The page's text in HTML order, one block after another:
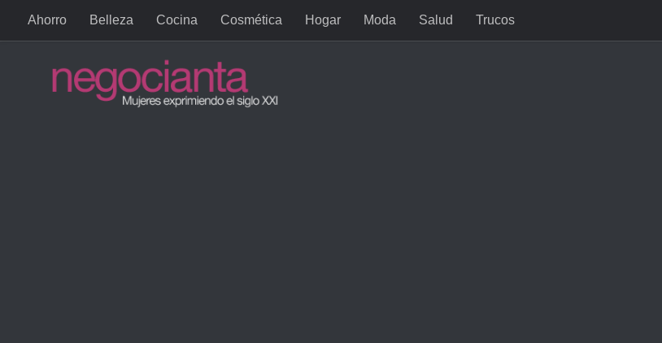
Saltar al contenido
Ahorro Belleza Cocina Cosmética Hogar Moda Salud Trucos